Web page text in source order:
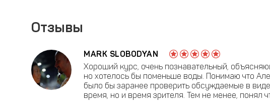
Отзывы
MARK SLOBODYAN
Хороший курс, очень познавательный,
но хотелось бы поменьше воды. Понимаю что
было бы заранее проверить обсуждаемые в
время, но и время зрителя. Тем не менее, понял